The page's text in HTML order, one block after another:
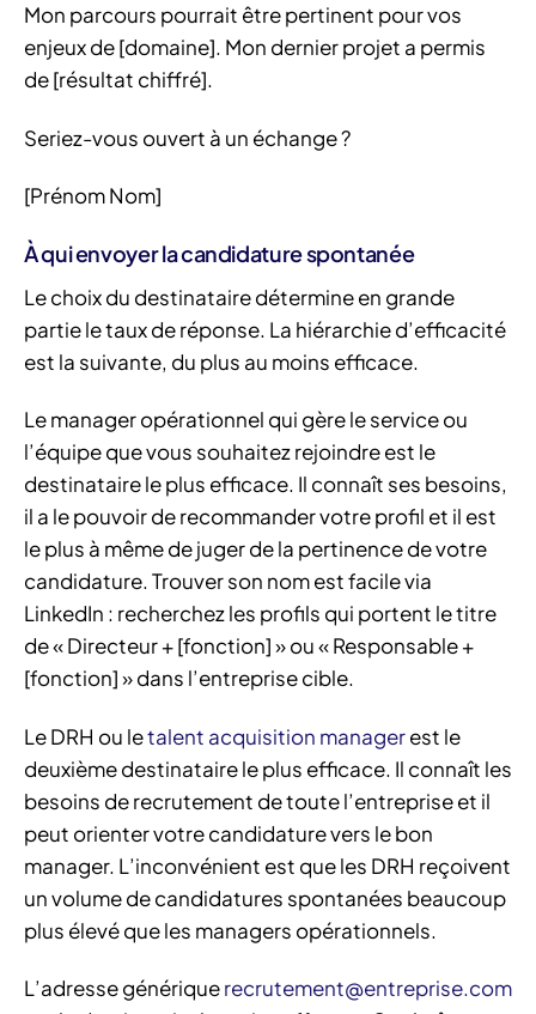
Mon parcours pourrait être pertinent pour vos
enjeux de [domaine]. Mon dernier projet a permis
de [résultat chiffré].
Seriez-vous ouvert à un échange ?
[Prénom Nom]
À qui envoyer la candidature spontanée
Le choix du destinataire détermine en grande
partie le taux de réponse. La hiérarchie d’efficacité
est la suivante, du plus au moins efficace.
Le manager opérationnel qui gère le service ou
l’équipe que vous souhaitez rejoindre est le
destinataire le plus efficace. Il connaît ses besoins,
il a le pouvoir de recommander votre profil et il est
le plus à même de juger de la pertinence de votre
candidature. Trouver son nom est facile via
LinkedIn : recherchez les profils qui portent le titre
de « Directeur + [fonction] » ou « Responsable +
[fonction] » dans l’entreprise cible.
Le DRH ou letalent acquisition managerest le
deuxième destinataire le plus efficace. Il connaît les
besoins de recrutement de toute l’entreprise et il
peut orienter votre candidature vers le bon
manager. L’inconvénient est que les DRH reçoivent
un volume de candidatures spontanées beaucoup
plus élevé que les managers opérationnels.
L’adresse génériquerecrutement@entreprise.com